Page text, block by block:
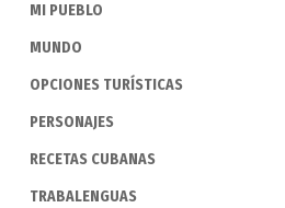
MI PUEBLO
MUNDO
OPCIONES TURÍSTICAS
PERSONAJES
RECETAS CUBANAS
TRABALENGUAS